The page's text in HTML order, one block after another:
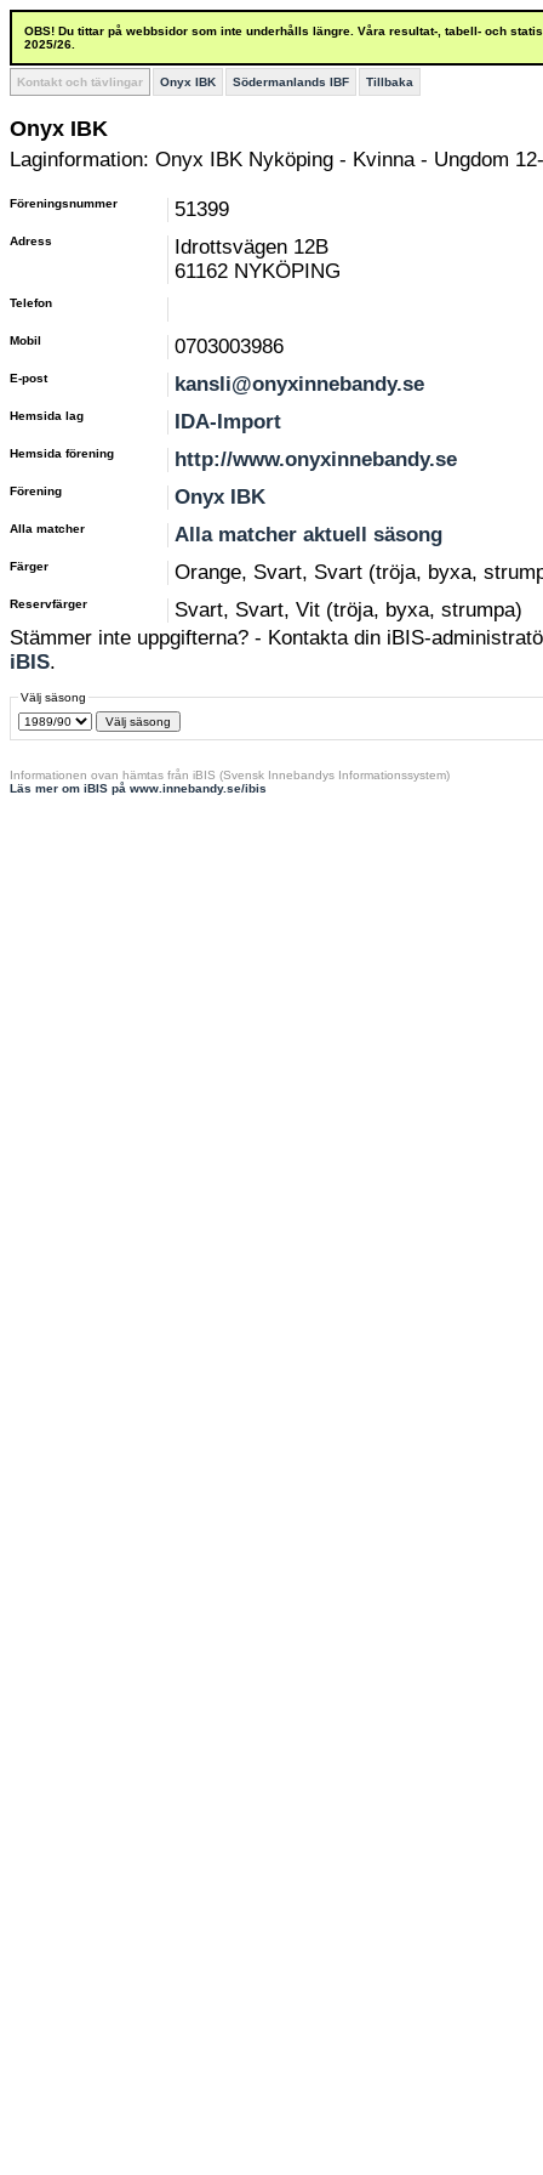
OBS! Du tittar på webbsidor som inte underhålls längre. Våra resultat-, tabell- och
2025/26.
Kontakt och tävlingar Onyx IBK Södermanlands IBF Tillbaka
Onyx IBK
Laginformation: Onyx IBK Nyköping - Kvinna - Ungdom
Föreningsnummer 51399
Adress
Idrottsvägen 12B
61162 NYKÖPING
Telefon
Mobil 0703003986
E-post kansli@onyxinnebandy.se
Hemsida lag IDA-Import
Hemsida förening http://www.onyxinnebandy.se
Förening Onyx IBK
Alla matcher Alla matcher aktuell säsong
Färger Orange, Svart, Svart (tröja, byxa,
Reservfärger
Svart, Svart, Vit (tröja, byxa, strumpa)
Stämmer inte uppgifterna? - Kontakta din iBIS-
iBIS.
Välj säsong
Informationen ovan hämtas från iBIS (Svensk Innebandys Informationssystem)
Läs mer om iBIS på www.innebandy.se/ibis